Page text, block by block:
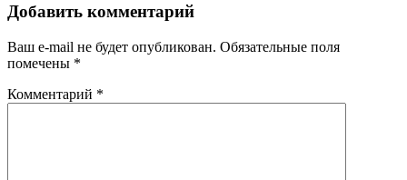
Добавить комментарий
Ваш e-mail не будет опубликован. Обязательные поля
помечены *
Комментарий *